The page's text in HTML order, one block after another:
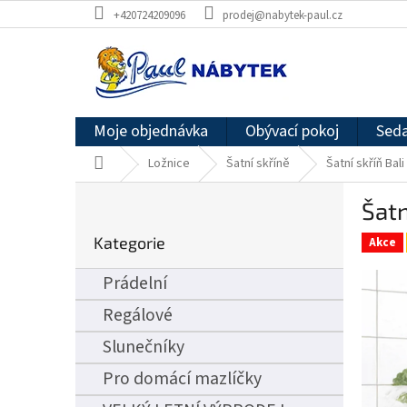
na
+420724209096 prodej@nabytek-paul.cz
Moje objednávka Obývací pokoj
Domů Ložnice Šatní skříně Šatní skříň Bali
r
n
p
a
kategorie
Kategorie
Prádelní
Regálové
Slunečníky
Pro domácí mazlíčky
Akce